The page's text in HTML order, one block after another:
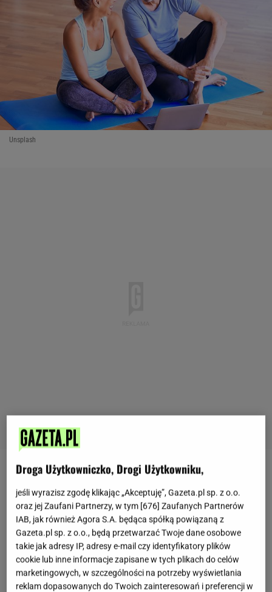
Unsplash
Trening w każdym wieku przynosi wiele korzyści.
Siedzący tryb życia zdecydowanie nie wpływa
pozytywnie na nasze zdrowie, dlatego warto
pamiętać o prostych ćwiczeniach każdego dnia. W
jaki sposób brać się za aktywność fizyczną w wieku
średnim? Okazuje się, że pewien zestaw dość
popularnych pozycji nadaje się dla każdego
Droga Użytkowniczko, Drogi Użytkowniku,
jeśli wyrazisz zgodę klikając „Akceptuję”, Gazeta.pl sp. z o.o.
oraz jej Zaufani Partnerzy, w tym [676] Zaufanych Partnerów
IAB, jak również Agora S.A. będąca spółką powiązaną z
Gazeta.pl sp. z o.o., będą przetwarzać Twoje dane osobowe
takie jak adresy IP, adresy e-mail czy identyfikatory plików
cookie lub inne informacje zapisane w tych plikach do celów
marketingowych, w szczególności na potrzeby wyświetlania
reklam dopasowanych do Twoich zainteresowań i preferencji w